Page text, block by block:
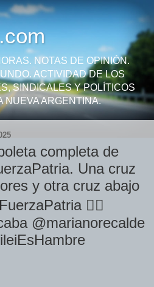
NOTAS DE OPINIÓN.
ACTIVIDAD DE LOS
SINDICALES Y POLÍTICOS
NUEVA ARGENTINA.
completa de
Una cruz
y otra cruz abajo
✌🏻
@marianorecalde